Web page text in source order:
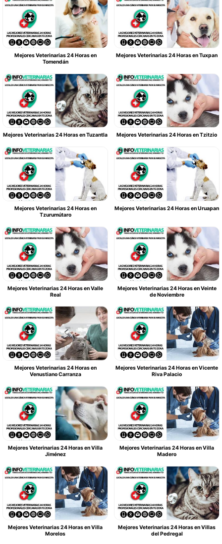
Mejores Veterinarias 24 Horas en
Tomendán
Mejores Veterinarias 24 Horas en Tuxpan
Mejores Veterinarias 24 Horas en Tuzantla Mejores Veterinarias 24 Horas en Tzitzio
Mejores Veterinarias 24 Horas en
Tzurumútaro
Mejores Veterinarias 24 Horas en Uruapan
Mejores Veterinarias 24 Horas en Valle
Real
Mejores Veterinarias 24 Horas en Veinte
de Noviembre
Mejores Veterinarias 24 Horas en
Venustiano Carranza
Mejores Veterinarias 24 Horas en Vicente
Riva Palacio
Mejores Veterinarias 24 Horas en Villa
Jiménez
Mejores Veterinarias 24 Horas en Villa
Madero
Mejores Veterinarias 24 Horas en Villa
Morelos
Mejores Veterinarias 24 Horas en Villas
del Pedregal